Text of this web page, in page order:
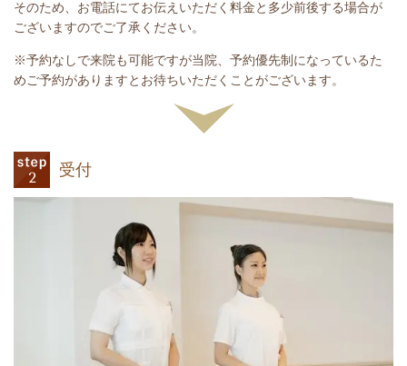
そのため、お電話にてお伝えいただく料金と多少前後する場合が
ございますのでご了承ください。
※予約なしで来院も可能ですが当院、予約優先制になっているた
めご予約がありますとお待ちいただくことがございます。
受付